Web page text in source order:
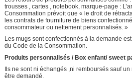
trousses , cartes , notebook, marque-page :
Consommation prévoit que « le droit de
les contrats de fourniture de biens
consommateur ou nettement personnalisés. »
Les mugs sont confectionnés à la demande
du Code de la Consommation.
Produits personnalisés / Box enfant/ sweet
Ils ne sont ni échangés ,ni remboursés sauf
être demandé.